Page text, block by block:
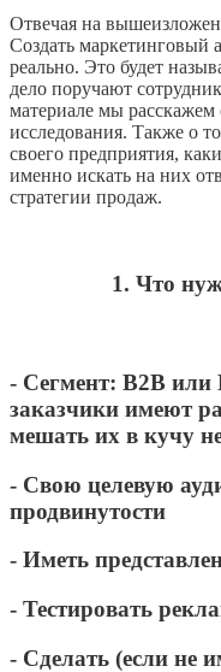
Отвечая на
Создать маркетинговый
реально. Это будет
дело поручают
материале мы расскажем
исследования. Также о
своего предприятия,
именно искать на них
стратегии продаж.
1. Что нужно
- Сегмент: B2B
заказчики имеют
мешать их в кучу
- Свою целевую
продвинутости
- Иметь
- Тестировать
- Сделать (если не